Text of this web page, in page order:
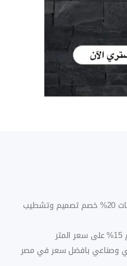
حجر هاشمي احمر للواجهات 20% خصم تصميم وتشطيب
وصناعي بافضل سعر في مصر